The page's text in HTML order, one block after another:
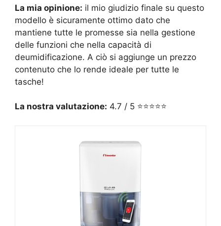
La mia opinione: il mio giudizio finale su questo
modello è sicuramente ottimo dato che
mantiene tutte le promesse sia nella gestione
delle funzioni che nella capacità di
deumidificazione. A ciò si aggiunge un prezzo
contenuto che lo rende ideale per tutte le
tasche!
La nostra valutazione: 4.7 / 5 ⭐⭐⭐⭐⭐